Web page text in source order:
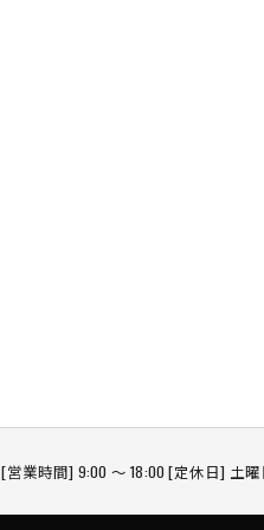
[営業時間] 9:00 ～ 18:00 [定休日] 土